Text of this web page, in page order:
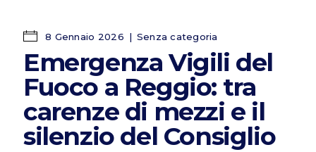
8 Gennaio 2026 Senza categoria
Emergenza Vigili del
Fuoco a Reggio: tra
carenze di mezzi e il
silenzio del Consiglio